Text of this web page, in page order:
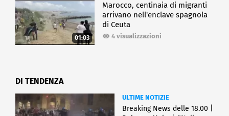
01:03
Marocco, centinaia di migranti
arrivano nell'enclave spagnola
di Ceuta
4 visualizzazioni
DI TENDENZA
ULTIME NOTIZIE
Breaking News delle 18.00 |